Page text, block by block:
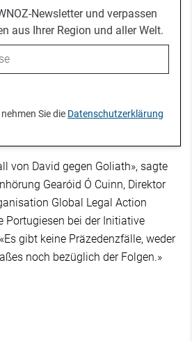
Newsletter und verpassen
aus Ihrer Region und aller Welt.
Sie die Datenschutzerklärung
von David gegen Goliath», sagte
Gearóid Ó Cuinn, Direktor
Global Legal Action
Portugiesen bei der Initiative
gibt keine Präzedenzfälle, weder
noch bezüglich der Folgen.»